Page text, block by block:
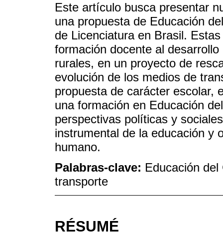
Este artículo busca presentar
una propuesta de Educación
de Licenciatura en Brasil.
formación docente al
rurales, en un proyecto de
evolución de los medios de
propuesta de carácter escolar,
una formación en Educación
perspectivas políticas y
instrumental de la educación y
humano.
Palabras-clave: Educación
transporte
RÉSUMÉ